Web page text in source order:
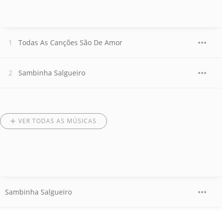
Todas As Canções São De Amor
Sambinha Salgueiro
VER TODAS AS MÚSICAS
Sambinha Salgueiro